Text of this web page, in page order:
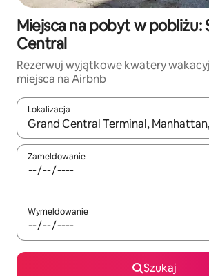
Miejsca na pobyt w pobliżu:
Central
Rezerwuj wyjątkowe kwatery
miejsca na Airbnb
Lokalizacja
Gdy wyniki będą dostępne, możesz
Zameldowanie
Wymeldowanie
Szukaj